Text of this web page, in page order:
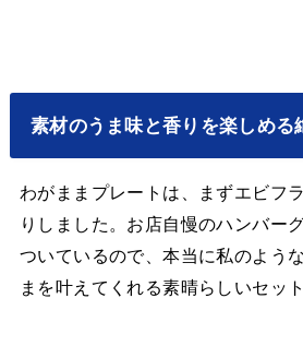
素材のうま味と香りを楽しめる
わがままプレートは、まずエビフ
りしました。お店自慢のハンバー
ついているので、本当に私のよう
まを叶えてくれる素晴らしいセッ